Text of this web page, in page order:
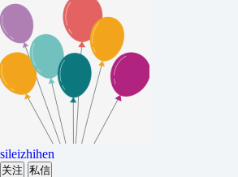
sileizhihen
关注 私信